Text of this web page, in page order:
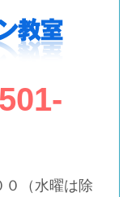
０（水曜は除